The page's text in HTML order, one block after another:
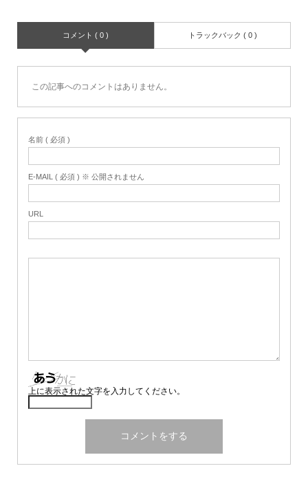
コメント ( 0 ) トラックバック ( 0 )
この記事へのコメントはありません。
名前 ( 必須 )
E-MAIL ( 必須 ) ※ 公開されません
URL
上に表示された文字を入力してください。